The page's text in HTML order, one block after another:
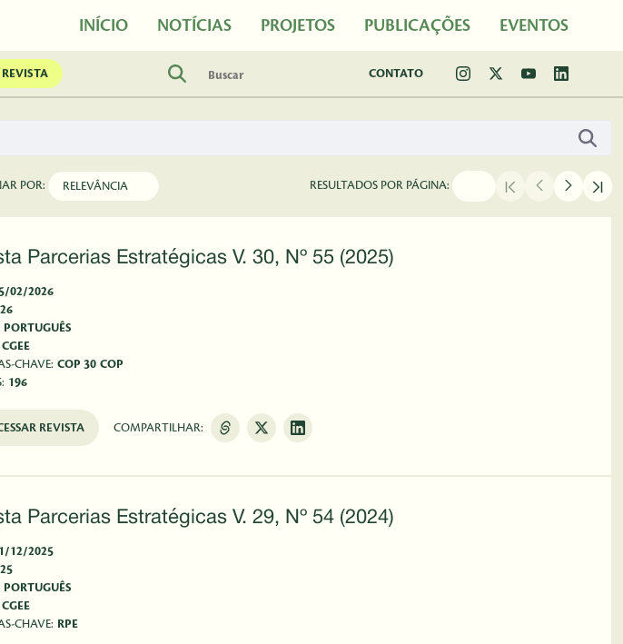
INÍCIO NOTÍCIAS PROJETOS PUBLICAÇÕES EVENTOS
REVISTA CONTATO
POR: RESULTADOS POR PÁGINA:
Parcerias Estratégicas V. 30, Nº 55 (2025)
02/2026
PORTUGUÊS
CGEE
CHAVE: COP 30 COP
196
REVISTA COMPARTILHAR:
Parcerias Estratégicas V. 29, Nº 54 (2024)
12/2025
PORTUGUÊS
CGEE
CHAVE: RPE